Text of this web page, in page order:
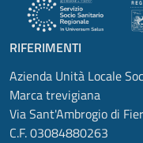
RIFERIMENTI
Azienda Unità Locale
Marca trevigiana
Via Sant'Ambrogio di
C.F. 03084880263